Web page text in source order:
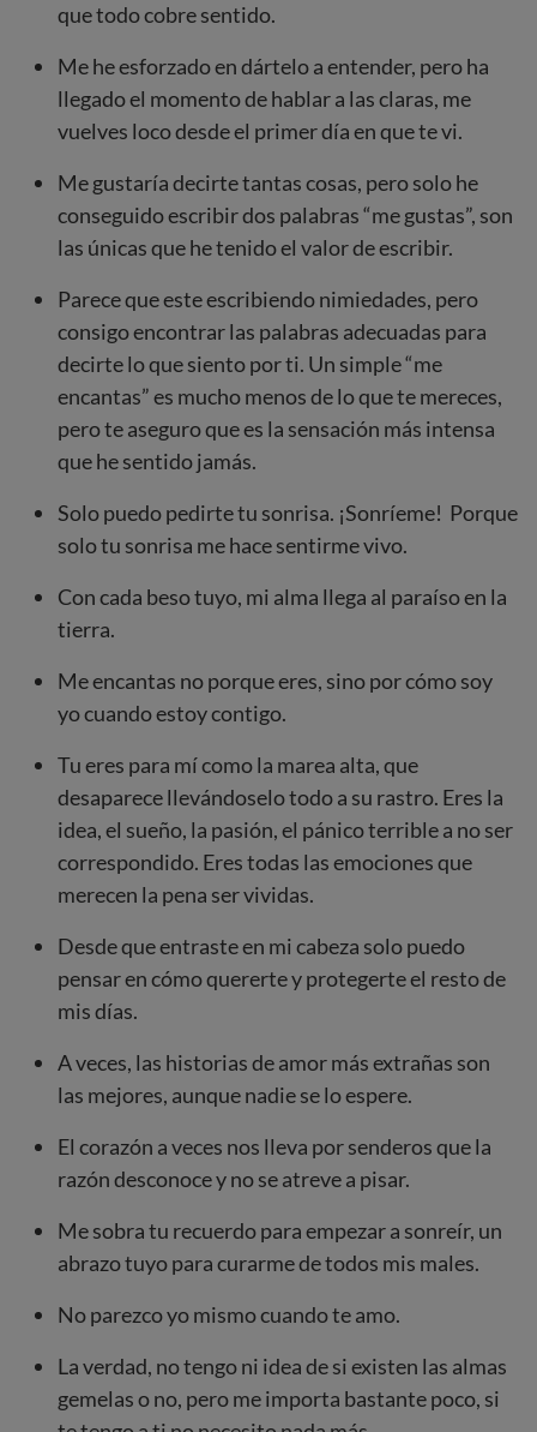
que todo cobre sentido.
Me he esforzado en dártelo a entender, pero ha
llegado el momento de hablar a las claras, me
vuelves loco desde el primer día en que te vi.
Me gustaría decirte tantas cosas, pero solo he
conseguido escribir dos palabras “me gustas”, son
las únicas que he tenido el valor de escribir.
Parece que este escribiendo nimiedades, pero
consigo encontrar las palabras adecuadas para
decirte lo que siento por ti. Un simple “me
encantas” es mucho menos de lo que te mereces,
pero te aseguro que es la sensación más intensa
que he sentido jamás.
Solo puedo pedirte tu sonrisa. ¡Sonríeme! Porque
solo tu sonrisa me hace sentirme vivo.
Con cada beso tuyo, mi alma llega al paraíso en la
tierra.
Me encantas no porque eres, sino por cómo soy
yo cuando estoy contigo.
Tu eres para mí como la marea alta, que
desaparece llevándoselo todo a su rastro. Eres la
idea, el sueño, la pasión, el pánico terrible a no ser
correspondido. Eres todas las emociones que
merecen la pena ser vividas.
Desde que entraste en mi cabeza solo puedo
pensar en cómo quererte y protegerte el resto de
mis días.
A veces, las historias de amor más extrañas son
las mejores, aunque nadie se lo espere.
El corazón a veces nos lleva por senderos que la
razón desconoce y no se atreve a pisar.
Me sobra tu recuerdo para empezar a sonreír, un
abrazo tuyo para curarme de todos mis males.
No parezco yo mismo cuando te amo.
La verdad, no tengo ni idea de si existen las almas
gemelas o no, pero me importa bastante poco, si